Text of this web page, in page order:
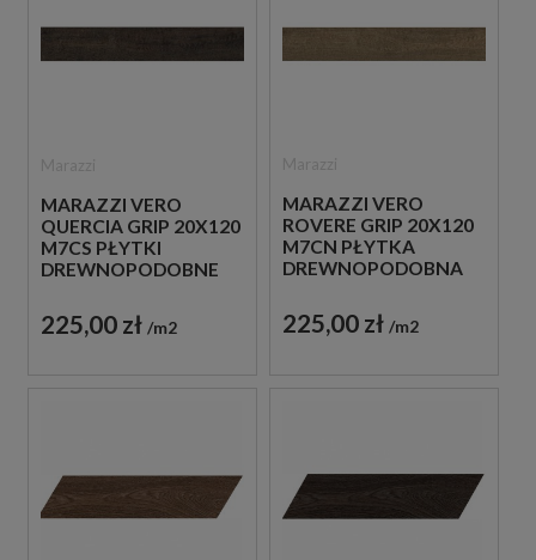
MARAZZI VERO
QUERCIA GRIP 20X120
M7CS PŁYTKI
DREWNOPODOBNE
225,00 zł m2
MARAZZI VERO
ROVERE GRIP 20X120
M7CN PŁYTKA
DREWNOPODOBNA
225,00 zł m2